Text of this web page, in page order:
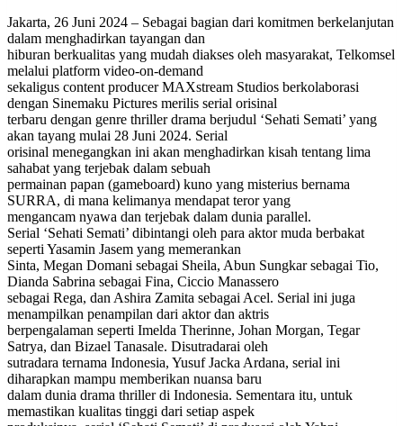
Jakarta, 26 Juni 2024 – Sebagai bagian dari komitmen berkelanjutan
dalam menghadirkan tayangan dan
hiburan berkualitas yang mudah diakses oleh masyarakat, Telkomsel
melalui platform video-on-demand
sekaligus content producer MAXstream Studios berkolaborasi
dengan Sinemaku Pictures merilis serial orisinal
terbaru dengan genre thriller drama berjudul ‘Sehati Semati’ yang
akan tayang mulai 28 Juni 2024. Serial
orisinal menegangkan ini akan menghadirkan kisah tentang lima
sahabat yang terjebak dalam sebuah
permainan papan (gameboard) kuno yang misterius bernama
SURRA, di mana kelimanya mendapat teror yang
mengancam nyawa dan terjebak dalam dunia parallel.
Serial ‘Sehati Semati’ dibintangi oleh para aktor muda berbakat
seperti Yasamin Jasem yang memerankan
Sinta, Megan Domani sebagai Sheila, Abun Sungkar sebagai Tio,
Dianda Sabrina sebagai Fina, Ciccio Manassero
sebagai Rega, dan Ashira Zamita sebagai Acel. Serial ini juga
menampilkan penampilan dari aktor dan aktris
berpengalaman seperti Imelda Therinne, Johan Morgan, Tegar
Satrya, dan Bizael Tanasale. Disutradarai oleh
sutradara ternama Indonesia, Yusuf Jacka Ardana, serial ini
diharapkan mampu memberikan nuansa baru
dalam dunia drama thriller di Indonesia. Sementara itu, untuk
memastikan kualitas tinggi dari setiap aspek